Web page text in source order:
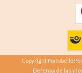
Copyright Portobello
Defensa de las y